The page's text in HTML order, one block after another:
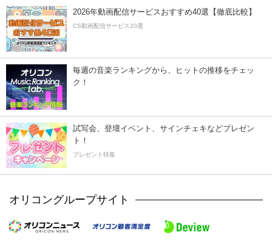
2026年動画配信サービスおすすめ40選【徹底比較】
CS動画配信サービス20選
毎週の音楽ランキングから、ヒットの推移をチェッ
ク！
試写会、登壇イベント、サインチェキなどプレゼン
ト！
プレゼント特集
オリコングループサイト